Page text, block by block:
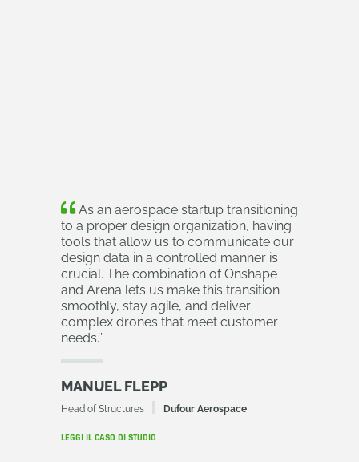
As an aerospace startup transitioning
to a proper design organization, having
tools that allow us to communicate our
design data in a controlled manner is
crucial. The combination of Onshape
and Arena lets us make this transition
smoothly, stay agile, and deliver
complex drones that meet customer
needs.’’
MANUEL FLEPP
Head of Structures Dufour Aerospace
LEGGI IL CASO DI STUDIO